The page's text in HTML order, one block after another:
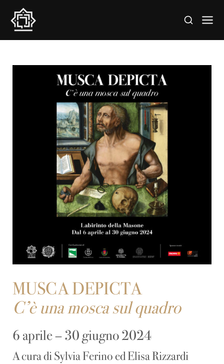
MUSCA DEPICTA
C’è una mosca sul quadro
6 aprile – 30 giugno 2024
A cura di Sylvia Ferino ed Elisa Rizzardi